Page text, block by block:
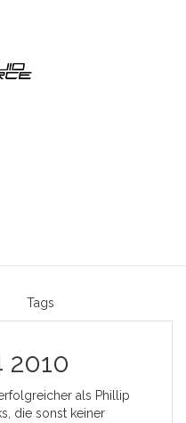
Tags
2010
als Phillip
die sonst keiner